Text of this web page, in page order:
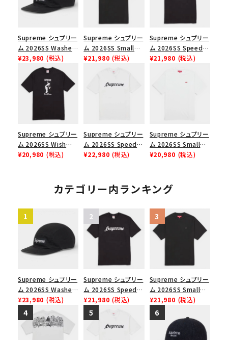
Supreme シュプリー
ム 2026SS Washed
Chino Twill Camp
Cap ウォッシュド チ
ノツイル キャンプキャ
ップ ブラック
¥23,980 (税込)
Supreme シュプリー
ム 2026SS Small
Box Tee スモールボ
¥21,980 (税込)
Supreme シュプリー
ム 2026SS Speed
Tee スピードTシャツ
¥21,980 (税込)
Supreme シュプリー
ム 2026SS Wish
Tee ウィッシュTシ
¥20,980 (税込)
Supreme シュプリー
ム 2026SS Speed
Tee スピードTシャツ
¥22,980 (税込)
Supreme シュプリー
ム 2026SS Small
Box Tee スモールボ
¥20,980 (税込)
カテゴリー内ランキング
Supreme シュプリー
ム 2026SS Washed
Chino Twill Camp
Cap ウォッシュド チ
ノツイル キャンプキャ
ップ ブラック
¥23,980 (税込)
Supreme シュプリー
ム 2026SS Speed
Tee スピードTシャツ
ブラック
¥21,980 (税込)
Supreme シュプリー
ム 2026SS Small
Box Tee スモールボ
ックスTシャツ ブラッ
ク
¥21,980 (税込)